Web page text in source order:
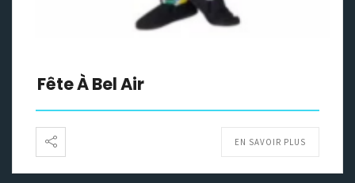
Fête À Bel Air
EN SAVOIR PLUS